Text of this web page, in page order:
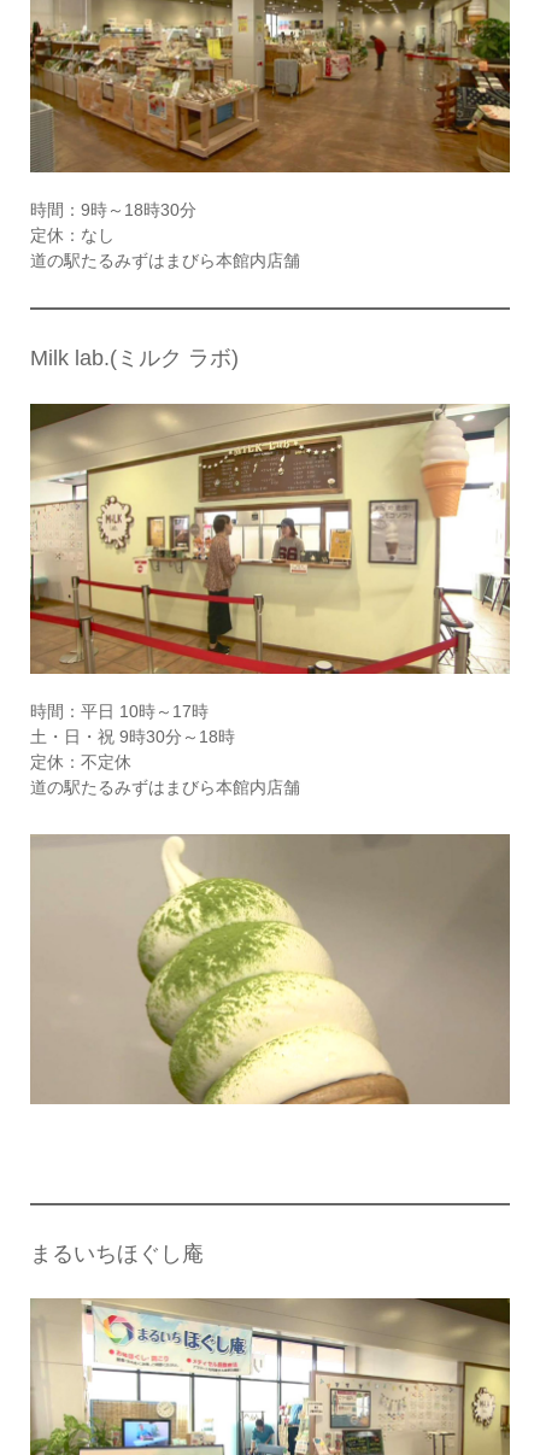
時間：9時～18時30分
定休：なし
道の駅たるみずはまびら本館内店舗
Milk lab.(ミルク ラボ)
時間：平日 10時～17時
土・日・祝 9時30分～18時
定休：不定休
道の駅たるみずはまびら本館内店舗
まるいちほぐし庵